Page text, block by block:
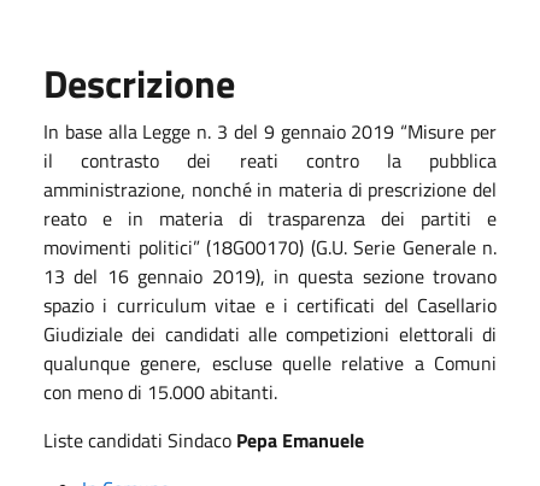
Descrizione
In base alla Legge n. 3 del 9 gennaio 2019 “Misure per
il contrasto dei reati contro la pubblica
amministrazione, nonché in materia di prescrizione del
reato e in materia di trasparenza dei partiti e
movimenti politici” (18G00170) (G.U. Serie Generale n.
13 del 16 gennaio 2019), in questa sezione trovano
spazio i curriculum vitae e i certificati del Casellario
Giudiziale dei candidati alle competizioni elettorali di
qualunque genere, escluse quelle relative a Comuni
con meno di 15.000 abitanti.
Liste candidati Sindaco Pepa Emanuele